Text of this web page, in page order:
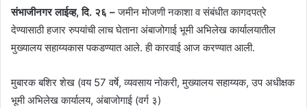
संभाजीनगर लाईव्ह, दि. २६ –जमीन मोजणी नकाशा व संबंधीत कागदपत्रे
देण्यासाठी हजार रुपयांची लाच घेताना अंबाजोगाई भूमी अभिलेख कार्यालयातील
मुख्यालय सहाय्यकास पकडण्यात आले. ही कारवाई आज करण्यात आली.
मुबारक बशिर शेख (वय 57 वर्षे, व्यवसाय नोकरी, मुख्यालय सहाय्यक, उप अधीक्षक
भूमी अभिलेख कार्यालय, अंबाजोगाई (वर्ग ३)